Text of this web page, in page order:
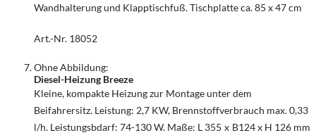
Wandhalterung und Klapptischfuß. Tischplatte ca. 85 x 47 cm
Art.-Nr. 18052
Ohne Abbildung:
Diesel-Heizung Breeze
Kleine, kompakte Heizung zur Montage unter dem
Beifahrersitz. Leistung: 2,7 KW, Brennstoffverbrauch max. 0,33
l/h. Leistungsbdarf: 74-130 W. Maße: L 355 x B124 x H 126 mm